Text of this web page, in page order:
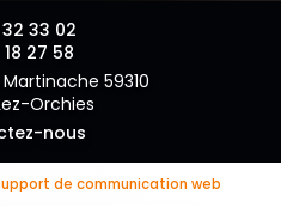
33 02
27 58
59310
Orchies
nous
de communication web